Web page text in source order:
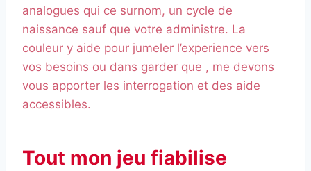
analogues qui ce surnom, un cycle de
naissance sauf que votre administre. La
couleur y aide pour jumeler l’experience vers
vos besoins ou dans garder que , me devons
vous apporter les interrogation et des aide
accessibles.
Tout mon jeu fiabilise